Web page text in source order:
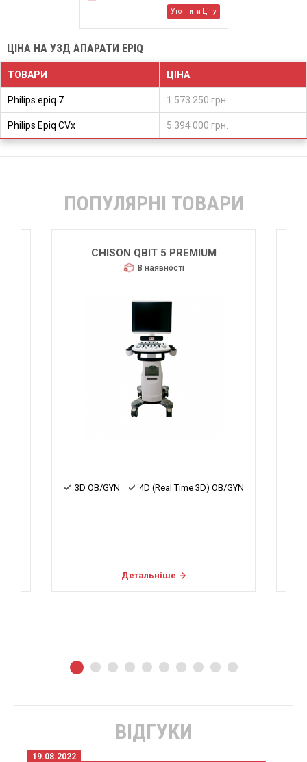
Уточнити Ціну
ЦІНА НА УЗД АПАРАТИ EPIQ
ТОВАРИ ЦІНА
Philips epiq 7 1 573 250 грн.
Philips Epiq CVx 5 394 000 грн.
ПОПУЛЯРНІ ТОВАРИ
CHISON QBIT 5 PREMIUM
В наявності
3D OB/GYN 4D (Real Time 3D) OB/GYN
Детальніше
ВІДГУКИ
19.08.2022